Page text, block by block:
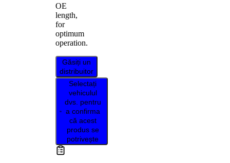
OE
length,
for
optimum
operation.
Găsiți un
distribuitor
Selectați
vehiculul
dvs. pentru
a confirma
că acest
produs se
potrivește